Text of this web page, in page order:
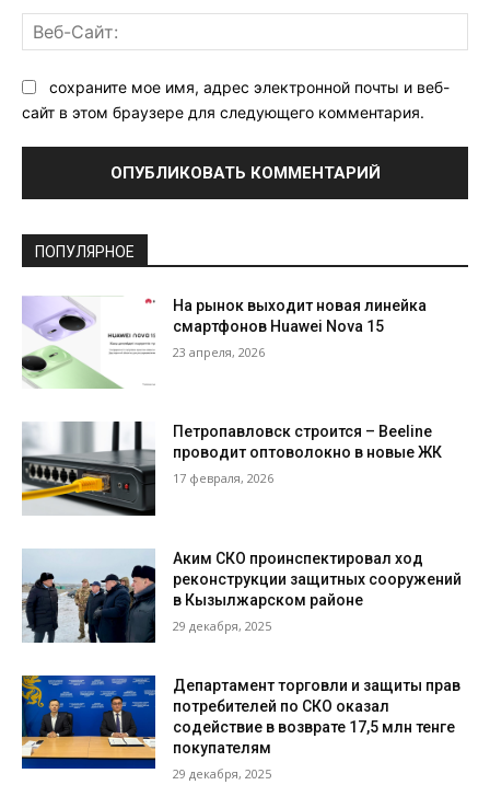
сохраните мое имя, адрес электронной почты и веб-
сайт в этом браузере для следующего комментария.
ПОПУЛЯРНОЕ
На рынок выходит новая линейка
смартфонов Huawei Nova 15
23 апреля, 2026
Петропавловск строится – Beeline
проводит оптоволокно в новые ЖК
17 февраля, 2026
Аким СКО проинспектировал ход
реконструкции защитных сооружений
в Кызылжарском районе
29 декабря, 2025
Департамент торговли и защиты прав
потребителей по СКО оказал
содействие в возврате 17,5 млн тенге
покупателям
29 декабря, 2025